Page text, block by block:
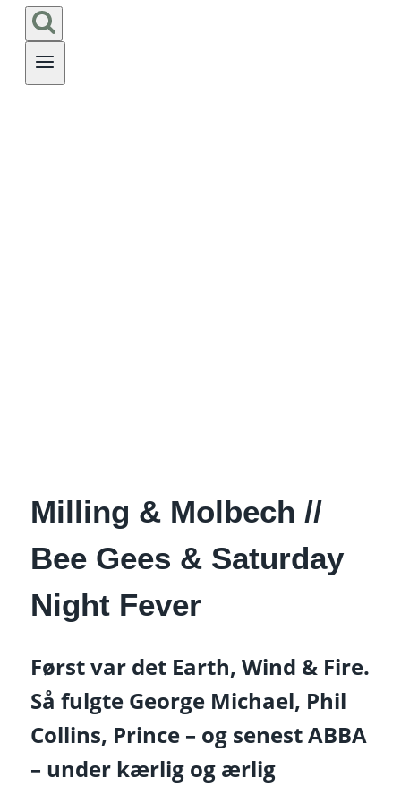
Milling & Molbech //
Bee Gees & Saturday
Night Fever
Først var det Earth, Wind & Fire.
Så fulgte George Michael, Phil
Collins, Prince – og senest ABBA
– under kærlig og ærlig